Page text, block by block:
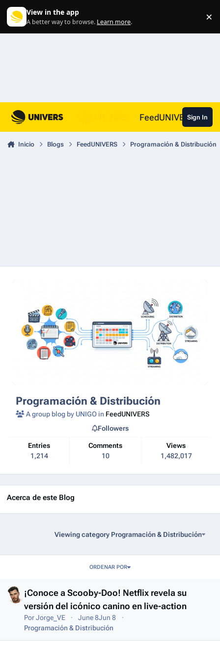
View in the app
A better way to browse. Learn more. ×
FeedUNIVERSSign In
Inicio Blogs FeedUNIVERS Programación & Distribución
Programación & Distribución
A group blog by UNIGO in FeedUNIVERS
Entries
1,214
Comments
10
Views
1,482,017
Followers
Acerca de este Blog
Viewing category Programación & Distribución
ORDENAR POR
¡Conoce a Scooby-Doo! Netflix revela su
versión del icónico canino en live-action
PorJorge_VE June 8Jun 8
Programación & Distribución